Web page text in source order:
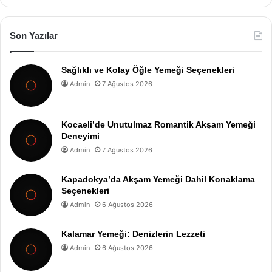
Son Yazılar
Sağlıklı ve Kolay Öğle Yemeği Seçenekleri
Admin 7 Ağustos 2026
Kocaeli’de Unutulmaz Romantik Akşam Yemeği
Deneyimi
Admin 7 Ağustos 2026
Kapadokya’da Akşam Yemeği Dahil Konaklama
Seçenekleri
Admin 6 Ağustos 2026
Kalamar Yemeği: Denizlerin Lezzeti
Admin 6 Ağustos 2026